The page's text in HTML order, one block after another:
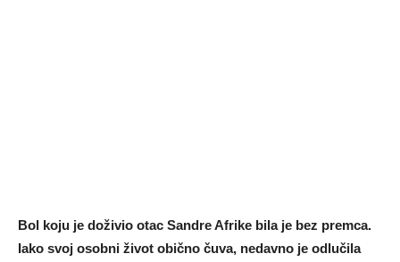
Bol koju je doživio otac Sandre Afrike bila je bez premca.
Iako svoj osobni život obično čuva, nedavno je odlučila